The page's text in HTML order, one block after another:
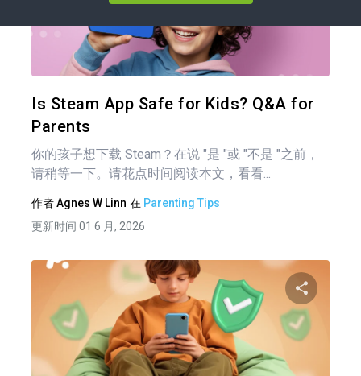
Is Steam App Safe for Kids? Q&A for
Parents
你的孩子想下载 Steam？在说 "是 "或 "不是 "之前，
请稍等一下。请花点时间阅读本文，看看...
作者Agnes W Linn 在 Parenting Tips
更新时间 01 6 月, 2026